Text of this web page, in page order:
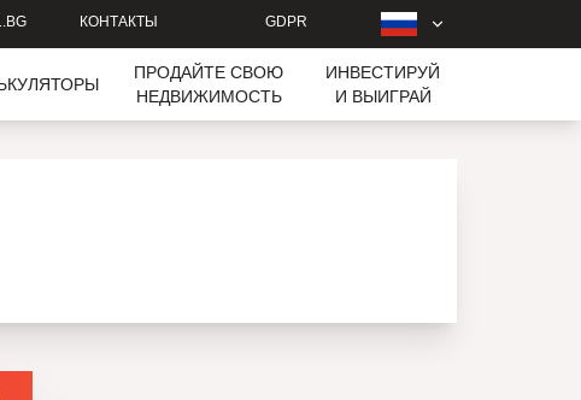
КОНТАКТЫ GDPR
ПРОДАЙТЕ СВОЮ
НЕДВИЖИМОСТЬ
ИНВЕСТИРУЙ
И ВЫИГРАЙ